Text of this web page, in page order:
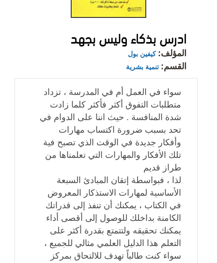
ادرس بذكاء وليس بجهد
المؤلف: كيفين بول
القسم: تنمية بشرية
سواء في العمل أم في المدرسة ، تزداد
متطلبات التفوق أكثر فأكثر كلما زادت
شدة المنافسة . حيث اننا على الدوام في
تحد بسبب ضرورة اكتساب مهارات
وأفكار جديدة في الوقت الذي تصبح فية
تلك الأفكار والمهارات التي تعلمناها من
طراز قديم
لذا ، فبواسطة إتقان المبادئ السبعة
الأساسية لمهارات الاستذكار المعروض
في الكتاب ، يمكنك أن تنفذ إلى قدراتك
الكامنة بداخلك للوصول إلى أقصى أداء
يمكنك تحقيقه ولتتمتع بقدرة أكثر على
التعلم هذا الدليل العلمي مثالي للجميع ،
سواء كنت طالباً تهدف للالتحاق بمركز